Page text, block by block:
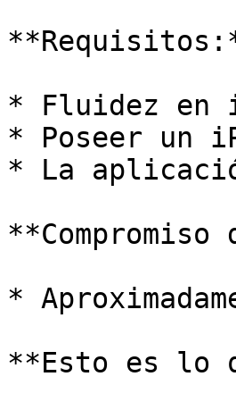
* Fluidez en
* Poseer un
* La
*
**Esto es lo